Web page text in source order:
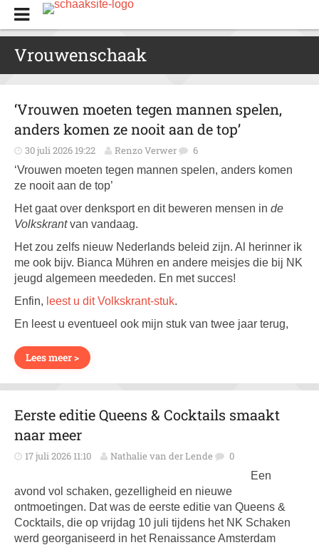
Vrouwenschaak
‘Vrouwen moeten tegen mannen spelen,
anders komen ze nooit aan de top’
30 juli 2026 19:22 Renzo Verwer 6
‘Vrouwen moeten tegen mannen spelen, anders komen
ze nooit aan de top’
Het gaat over denksport en dit beweren mensen in de
Volkskrantvan vandaag.
Het zou zelfs nieuw Nederlands beleid zijn. Al herinner ik
me ook bijv. Bianca Mühren en andere meisjes die bij NK
jeugd algemeen meededen. En met succes!
Enfin, leest u dit Volkskrant-stuk.
En leest u eventueel ook mijn stuk van twee jaar terug,
Lees meer >
Eerste editie Queens & Cocktails smaakt
naar meer
17 juli 2026 11:10 Nathalie van der Lende 0
Een
avond vol schaken, gezelligheid en nieuwe
ontmoetingen. Dat was de eerste editie van Queens &
Cocktails, die op vrijdag 10 juli tijdens het NK Schaken
werd georganiseerd in het Renaissance Amsterdam